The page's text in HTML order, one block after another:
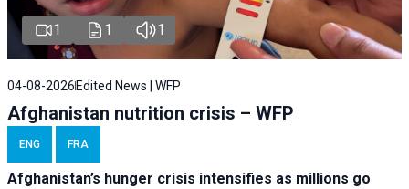
1 1 1
04-08-2026 Edited News | WFP
Afghanistan nutrition crisis – WFP
ENG FRA
Afghanistan’s hunger crisis intensifies as millions go